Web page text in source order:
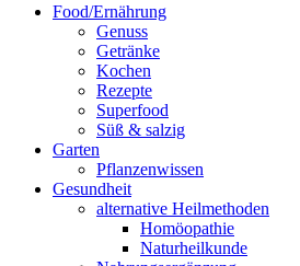
Food/Ernährung
Genuss
Getränke
Kochen
Rezepte
Superfood
Süß & salzig
Garten
Pflanzenwissen
Gesundheit
alternative Heilmethoden
Homöopathie
Naturheilkunde